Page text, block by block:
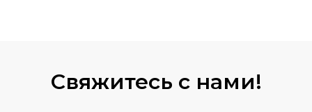
Свяжитесь с нами!